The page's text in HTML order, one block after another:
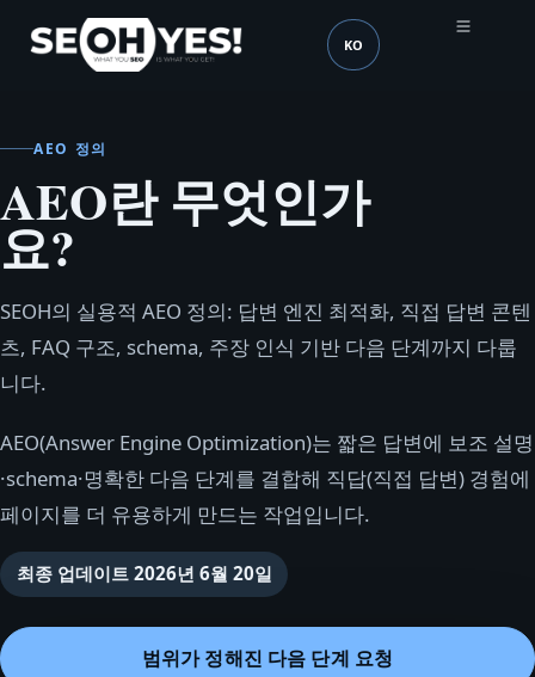
SEOH 언어 (mobile header)
KO
AEO 정의
AEO란 무엇인가
요?
SEOH의 실용적 AEO 정의: 답변 엔진 최적화, 직접 답변 콘텐
츠, FAQ 구조, schema, 주장 인식 기반 다음 단계까지 다룹
니다.
AEO(Answer Engine Optimization)는 짧은 답변에 보조 설명
·schema·명확한 다음 단계를 결합해 직답(직접 답변) 경험에
페이지를 더 유용하게 만드는 작업입니다.
최종 업데이트 2026년 6월 20일
범위가 정해진 다음 단계 요청